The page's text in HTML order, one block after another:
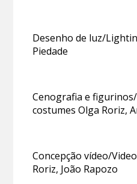
Desenho de luz/
Piedade
Cenografia e
costumes Olga Roriz,
Concepção vídeo/
Roriz, João Rapozo